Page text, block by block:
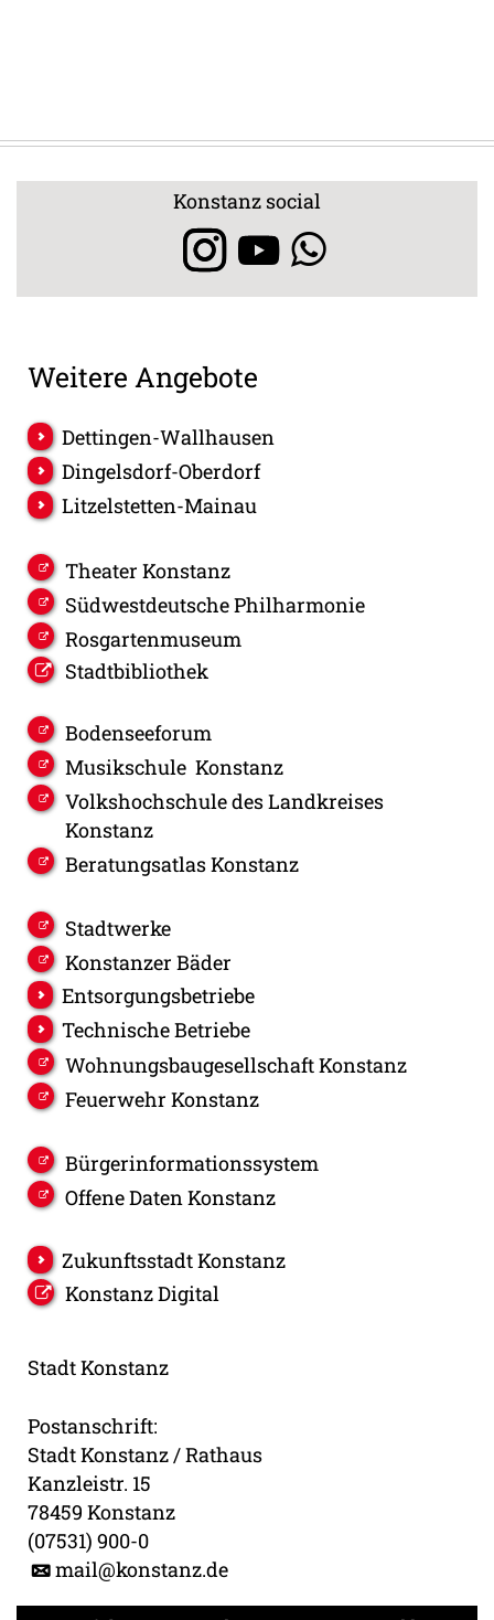
Konstanz social
Weitere Angebote
Dettingen-Wallhausen
Dingelsdorf-Oberdorf
Litzelstetten-Mainau
Theater Konstanz
Südwestdeutsche Philharmonie
Rosgartenmuseum
Stadtbibliothek
Bodenseeforum
Musikschule Konstanz
Volkshochschule des Landkreises
Konstanz
Beratungsatlas Konstanz
Stadtwerke
Konstanzer Bäder
Entsorgungsbetriebe
Technische Betriebe
Wohnungsbaugesellschaft Konstanz
Feuerwehr Konstanz
Bürgerinformationssystem
Offene Daten Konstanz
Zukunftsstadt Konstanz
Konstanz Digital
Stadt Konstanz
Postanschrift:
Stadt Konstanz / Rathaus
Kanzleistr. 15
78459 Konstanz
(07531) 900-0
mail@konstanz.de